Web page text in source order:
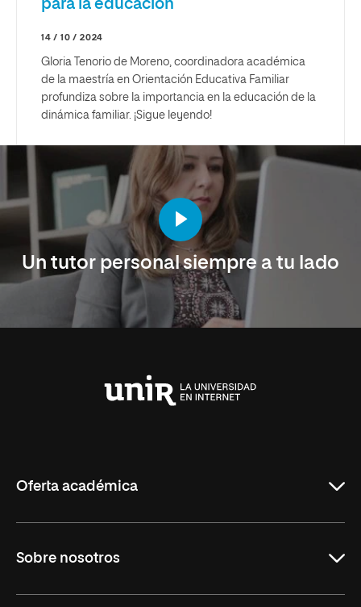
para la educación
14 / 10 / 2024
Gloria Tenorio de Moreno, coordinadora académica
de la maestría en Orientación Educativa Familiar
profundiza sobre la importancia en la educación de la
dinámica familiar. ¡Sigue leyendo!
Un tutor personal siempre a tu lado
Oferta académica
Licenciaturas en línea
Másteres Europeos
Sobre nosotros